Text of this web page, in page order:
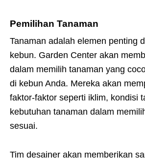
Pemilihan Tanaman
Tanaman adalah elemen penting
kebun. Garden Center akan
dalam memilih tanaman yang
di kebun Anda. Mereka akan
faktor-faktor seperti iklim, kondisi
kebutuhan tanaman dalam
sesuai.
Tim desainer akan memberikan